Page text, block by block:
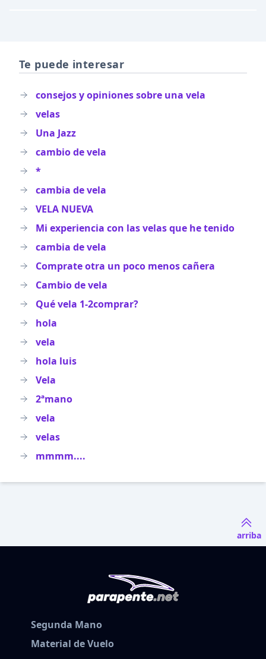
Te puede interesar
consejos y opiniones sobre una vela
velas
Una Jazz
cambio de vela
*
cambia de vela
VELA NUEVA
Mi experiencia con las velas que he tenido
cambia de vela
Comprate otra un poco menos cañera
Cambio de vela
Qué vela 1-2comprar?
hola
vela
hola luis
Vela
2ªmano
vela
velas
mmmm....
arriba
Segunda Mano
Material de Vuelo